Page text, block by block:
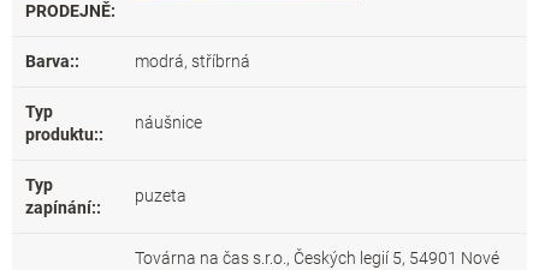
PRODEJNĚ:
Barva:: modrá, stříbrná
Typ
produktu::
náušnice
Typ
zapínání::
puzeta
Továrna na čas s.r.o., Českých legií 5, 54901 Nové